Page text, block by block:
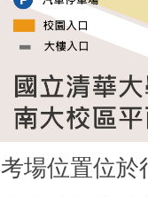
考場位置位於